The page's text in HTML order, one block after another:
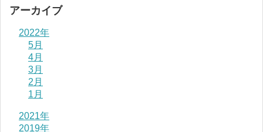
アーカイブ
2022年
5月
4月
3月
2月
1月
2021年
2019年